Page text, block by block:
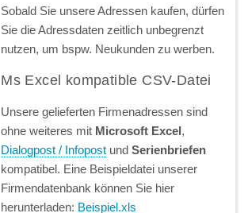
Sobald Sie unsere Adressen kaufen, dürfen
Sie die Adressdaten zeitlich unbegrenzt
nutzen, um bspw. Neukunden zu werben.
Ms Excel kompatible CSV-Datei
Unsere gelieferten Firmenadressen sind
ohne weiteres mit Microsoft Excel,
Dialogpost / Infopost undSerienbriefen
kompatibel. Eine Beispieldatei unserer
Firmendatenbank können Sie hier
herunterladen: Beispiel.xls